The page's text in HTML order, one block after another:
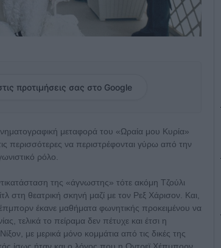
προτιμήσεις σας στο Google
μεταφορά του «Ωραία μου Κυρία»
περισσότερες να περιστρέφονται γύρω από την
ρόλο.
της «άγνωστης» τότε ακόμη Τζούλι
στη θεατρική σκηνή μαζί με τον Ρεξ Χάρισον. Και,
έκανε μαθήματα φωνητικής προκειμένου να
τελικά το πείραμα δεν πέτυχε και έτσι η
με μερικά μόνο κομμάτια από τις δικές της
ίσως ήταν και ο λόγος που η Οντρεϊ Χέπμπορν